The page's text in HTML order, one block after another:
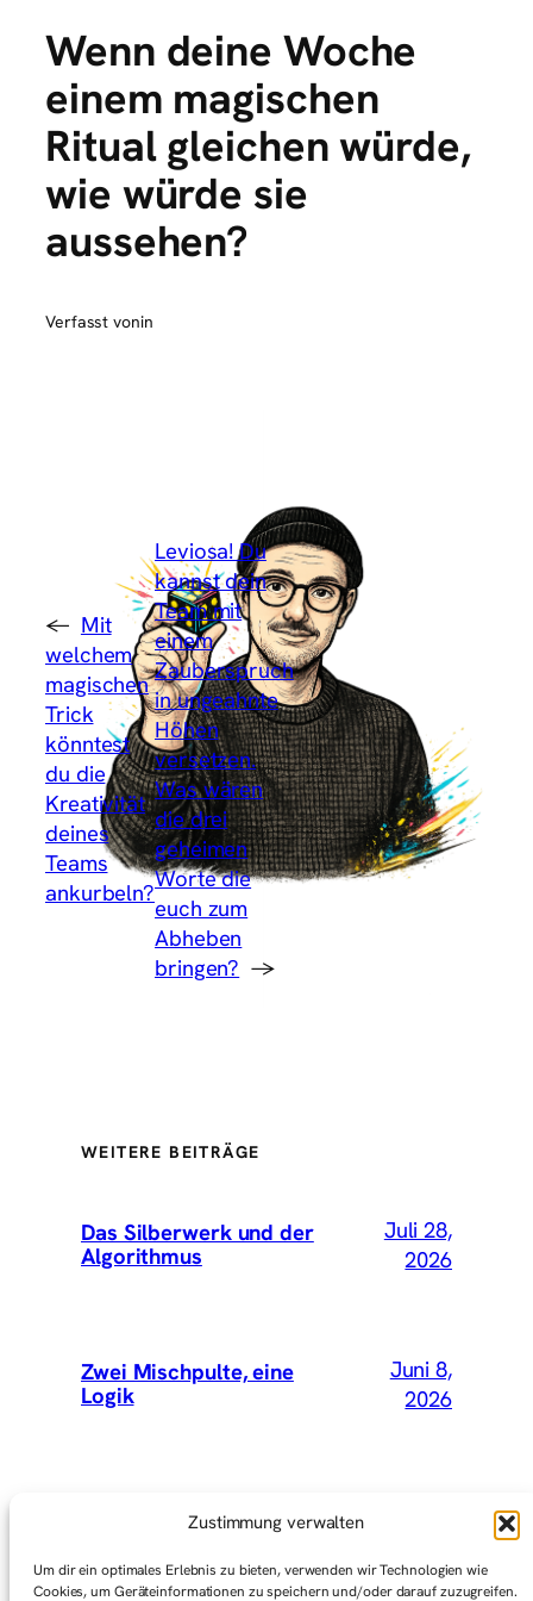
Zustimmung verwalten
Um dir ein optimales Erlebnis zu bieten, verwenden wir Technologien wie
Cookies, um Geräteinformationen zu speichern und/oder darauf zuzugreifen.
Wenn deine Woche
einem magischen
Ritual gleichen würde,
wie würde sie
aussehen?
Verfasst vonin
← Mit
welchem
magischen
Trick
könntest
du die
Kreativität
deines
Teams
ankurbeln?
Leviosa! Du
kannst dein
Team mit
einem
Zauberspruch
in ungeahnte
Höhen
versetzen.
Was wären
die drei
geheimen
Worte die
euch zum
Abheben
bringen? →
WEITERE BEITRÄGE
Das Silberwerk und der
Algorithmus
Juli 28,
2026
Zwei Mischpulte, eine
Logik
Juni 8,
2026
Wir hätten Vey mitnehmen